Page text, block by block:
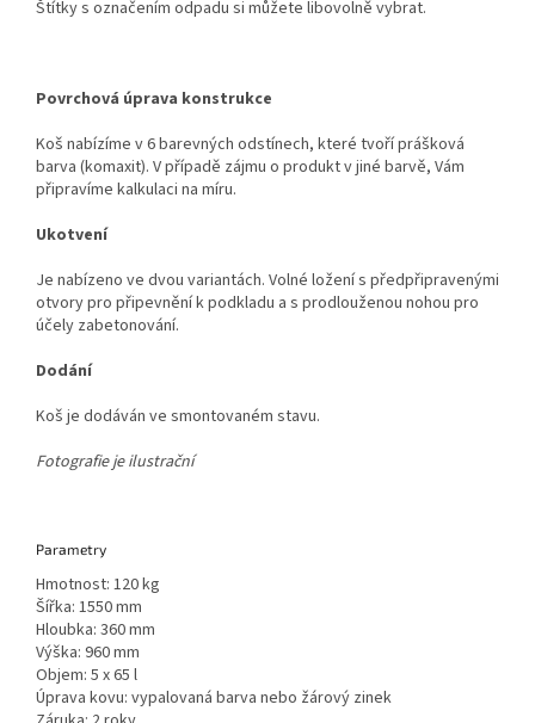
Štítky s označením odpadu si můžete libovolně vybrat.
Povrchová úprava konstrukce
Koš nabízíme v 6 barevných odstínech, které tvoří prášková
barva (komaxit). V případě zájmu o produkt v jiné barvě, Vám
připravíme kalkulaci na míru.
Ukotvení
Je nabízeno ve dvou variantách. Volné ložení s předpřipravenými
otvory pro připevnění k podkladu a s prodlouženou nohou pro
účely zabetonování.
Dodání
Koš je dodáván ve smontovaném stavu.
Fotografie je ilustrační
Parametry
Hmotnost: 120 kg
Šířka: 1550 mm
Hloubka: 360 mm
Výška: 960 mm
Objem: 5 x 65 l
Úprava kovu: vypalovaná barva nebo žárový zinek